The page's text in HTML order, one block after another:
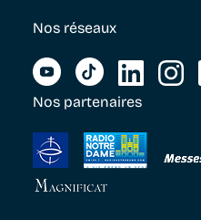
Nos réseaux
Nos partenaires